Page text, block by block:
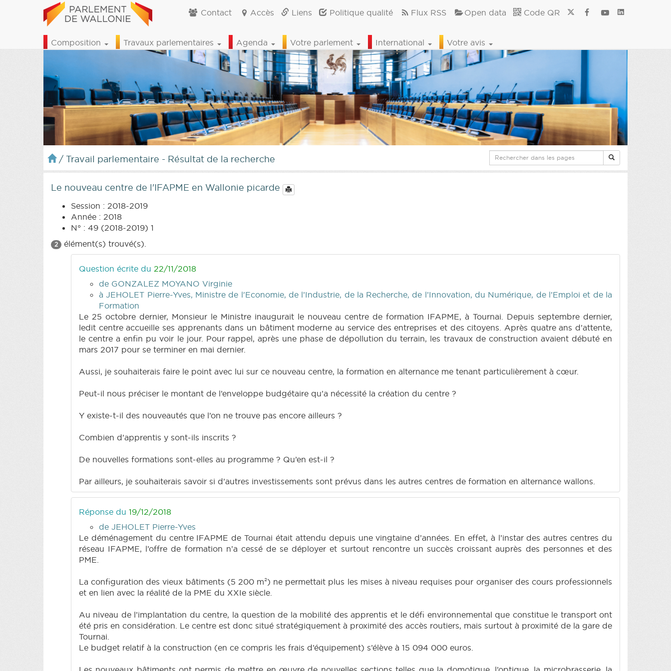
Contact Accès Liens Politique qualité Flux RSS Open data Code QR
Composition Travaux parlementaires Agenda Votre parlement International Votre avis
/ Travail parlementaire - Résultat de la recherche
Le nouveau centre de l'IFAPME en Wallonie picarde
Session : 2018-2019
Année : 2018
N° : 49 (2018-2019) 1
2 élément(s) trouvé(s).
Question écrite du 22/11/2018
de GONZALEZ MOYANO Virginie
à JEHOLET Pierre-Yves, Ministre de l'Economie, de l’Industrie, de la Recherche, de l’Innovation, du Numérique, de l’Emploi et de la
Formation
Le 25 octobre dernier, Monsieur le Ministre inaugurait le nouveau centre de formation IFAPME, à Tournai. Depuis septembre dernier,
ledit centre accueille ses apprenants dans un bâtiment moderne au service des entreprises et des citoyens. Après quatre ans d’attente,
le centre a enfin pu voir le jour. Pour rappel, après une phase de dépollution du terrain, les travaux de construction avaient débuté en
mars 2017 pour se terminer en mai dernier.
Aussi, je souhaiterais faire le point avec lui sur ce nouveau centre, la formation en alternance me tenant particulièrement à cœur.
Peut-il nous préciser le montant de l’enveloppe budgétaire qu’a nécessité la création du centre ?
Y existe-t-il des nouveautés que l’on ne trouve pas encore ailleurs ?
Combien d’apprentis y sont-ils inscrits ?
De nouvelles formations sont-elles au programme ? Qu’en est-il ?
Par ailleurs, je souhaiterais savoir si d’autres investissements sont prévus dans les autres centres de formation en alternance wallons.
Réponse du 19/12/2018
de JEHOLET Pierre-Yves
Le déménagement du centre IFAPME de Tournai était attendu depuis une vingtaine d’années. En effet, à l’instar des autres centres du
réseau IFAPME, l’offre de formation n’a cessé de se déployer et surtout rencontre un succès croissant auprès des personnes et des
PME.
La configuration des vieux bâtiments (5 200 m²) ne permettait plus les mises à niveau requises pour organiser des cours professionnels
et en lien avec la réalité de la PME du XXIe siècle.
Au niveau de l’implantation du centre, la question de la mobilité des apprentis et le défi environnemental que constitue le transport ont
été pris en considération. Le centre est donc situé stratégiquement à proximité des accès routiers, mais surtout à proximité de la gare de
Tournai.
Le budget relatif à la construction (en ce compris les frais d’équipement) s’élève à 15 094 000 euros.